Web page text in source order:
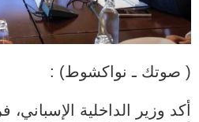
( صوتك ـ نواكشوط) :
أكد وزير الداخلية الإسباني،